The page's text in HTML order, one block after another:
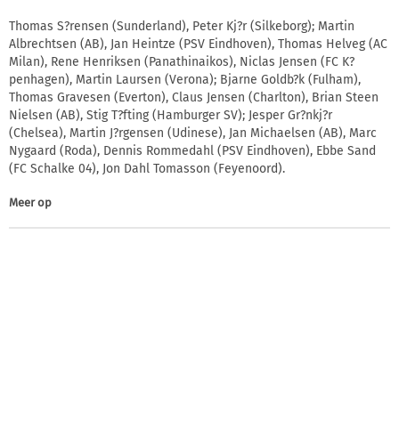
Thomas S?rensen (Sunderland), Peter Kj?r (Silkeborg); Martin
Albrechtsen (AB), Jan Heintze (PSV Eindhoven), Thomas Helveg (AC
Milan), Rene Henriksen (Panathinaikos), Niclas Jensen (FC K?
penhagen), Martin Laursen (Verona); Bjarne Goldb?k (Fulham),
Thomas Gravesen (Everton), Claus Jensen (Charlton), Brian Steen
Nielsen (AB), Stig T?fting (Hamburger SV); Jesper Gr?nkj?r
(Chelsea), Martin J?rgensen (Udinese), Jan Michaelsen (AB), Marc
Nygaard (Roda), Dennis Rommedahl (PSV Eindhoven), Ebbe Sand
(FC Schalke 04), Jon Dahl Tomasson (Feyenoord).
Meer op